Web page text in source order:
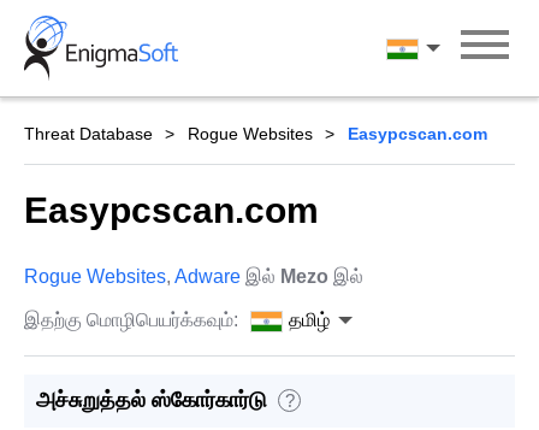
Skip
content
தமிழ்
Threat Database Rogue Websites Easypcscan.com
Easypcscan.com
Rogue Websites, Adware இல் Mezo இல்
இதற்கு மொழிபெயர்க்கவும்: தமிழ்
அச்சுறுத்தல் ஸ்கோர்கார்டு ?